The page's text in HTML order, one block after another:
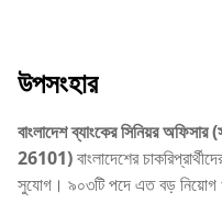
উপসংহার
বাংলাদেশ ব্যাংকের সিনিয়র
26101)বাংলাদেশের
সুযোগ। ৯০৩টি পদে এত বড়